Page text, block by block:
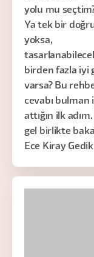
yolu mu
Ya tek bir
yoksa,
birden fazla iyi
varsa? Bu
cevabı bulman
attığın ilk
gel birlikte
Ece Kiray Gedik